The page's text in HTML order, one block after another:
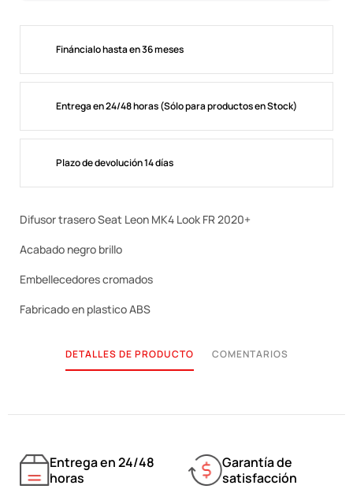
Fináncialo hasta en 36 meses
Entrega en 24/48 horas (Sólo para productos en Stock)
Plazo de devolución 14 días
Difusor trasero Seat Leon MK4 Look FR 2020+
Acabado negro brillo
Embellecedores cromados
Fabricado en plastico ABS
DETALLES DE PRODUCTO COMENTARIOS
Entrega en 24/48
horas
Garantía de
satisfacción